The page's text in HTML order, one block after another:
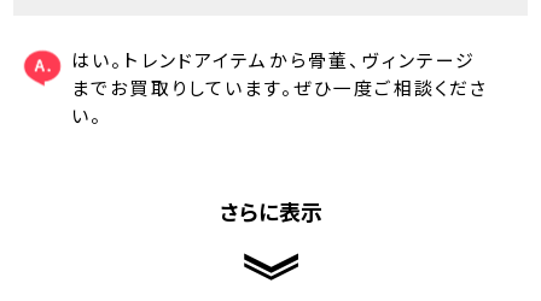
はい。トレンドアイテムから骨董、ヴィンテージ
までお買取りしています。ぜひ一度ご相談くださ
い。
さらに表示